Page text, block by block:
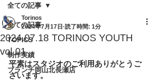
全ての記事
TOPICS
制作実績
ブランチ岡山北長瀬店
全ての記事
2024.07.18 TORINOS YOUTH
vol.01
Torinos
2024年7月17日 読了時間: 1分
平素はスタジオのご利用ありがとうご
ざいます。